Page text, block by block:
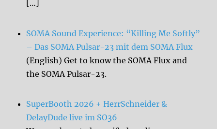
[…]
SOMA Sound Experience: “Killing Me Softly”
– Das SOMA Pulsar-23 mit dem SOMA Flux
(English) Get to know the SOMA Flux and
the SOMA Pulsar-23.
SuperBooth 2026 + HerrSchneider &
DelayDude live im SO36